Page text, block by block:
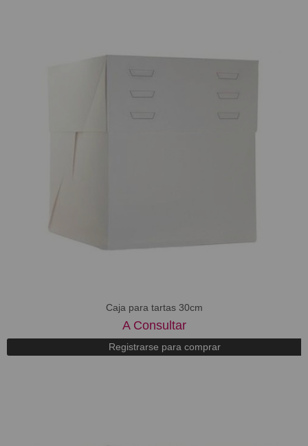
Caja para tartas 30cm
A Consultar
Registrarse para comprar